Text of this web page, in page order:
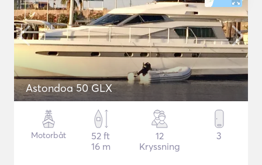
Astondoa 50 GLX
Motorbåt
52 ft
16 m
12
Kryssning
3